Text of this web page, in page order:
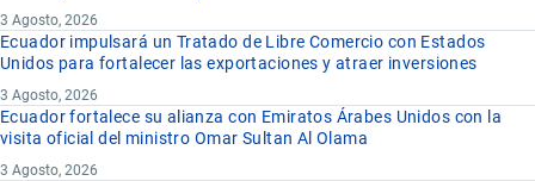
3 Agosto, 2026
Ecuador impulsará un Tratado de Libre Comercio con Estados
Unidos para fortalecer las exportaciones y atraer inversiones
3 Agosto, 2026
Ecuador fortalece su alianza con Emiratos Árabes Unidos con la
visita oficial del ministro Omar Sultan Al Olama
3 Agosto, 2026